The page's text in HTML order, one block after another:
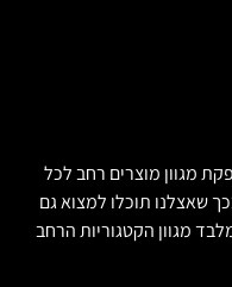
מגוון מוצרים רחב לכל
שאצלנו תוכלו למצוא גם
מגוון הקטגוריות הרחב